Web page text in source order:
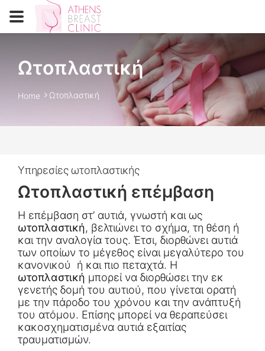
Ωτοπλαστική
Home Ωτοπλαστική
Υπηρεσίες ωτοπλαστικής
Ωτοπλαστική επέμβαση
Η επέμβαση στ’ αυτιά, γνωστή και ως
ωτοπλαστική, βελτιώνει το σχήμα, τη θέση ή
και την αναλογία τους. Έτσι, διορθώνει αυτιά
των οποίων το μέγεθος είναι μεγαλύτερο του
κανονικού ή και πιο πεταχτά. Η
ωτοπλαστική μπορεί να διορθώσει την εκ
γενετής δομή του αυτιού, που γίνεται ορατή
με την πάροδο του χρόνου και την ανάπτυξή
του ατόμου. Επίσης μπορεί να θεραπεύσει
κακοσχηματισμένα αυτιά εξαιτίας
τραυματισμών.